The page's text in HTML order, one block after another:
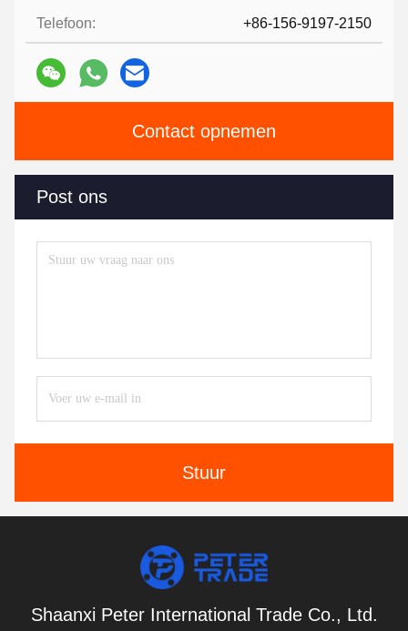
Telefoon: +86-156-9197-2150
Contact opnemen
Post ons
Stuur
Shaanxi Peter International Trade Co., Ltd.